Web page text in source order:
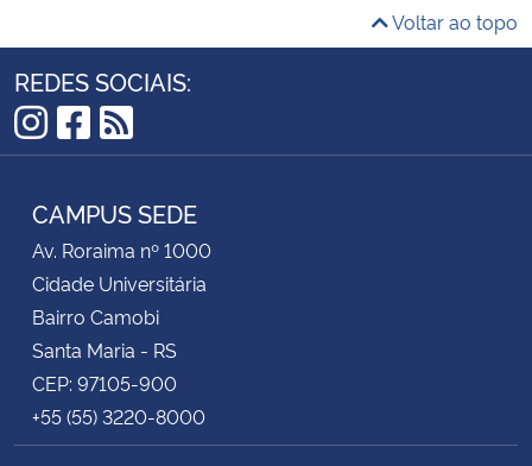
Voltar ao topo
REDES SOCIAIS:
Instagram
Facebook
RSS
CAMPUS SEDE
Av. Roraima nº 1000
Cidade Universitária
Bairro Camobi
Santa Maria - RS
CEP: 97105-900
+55 (55) 3220-8000